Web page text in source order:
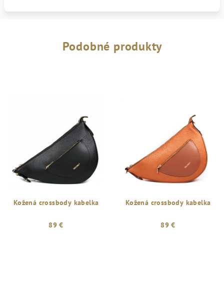
Podobné produkty
Kožená crossbody kabelka
89 €
Kožená crossbody kabelka
89 €